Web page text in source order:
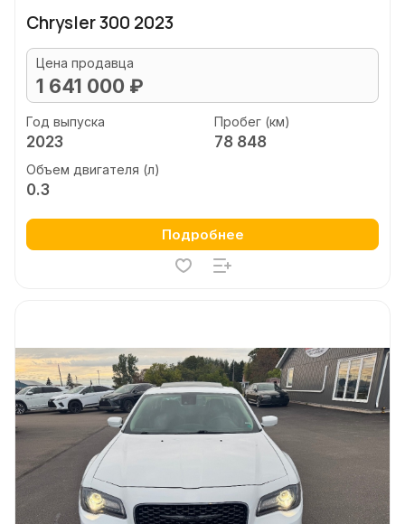
Chrysler 300 2023
Цена продавца
1 641 000 ₽
Год выпуска
2023
Пробег (км)
78 848
Объем двигателя (л)
0.3
Подробнее